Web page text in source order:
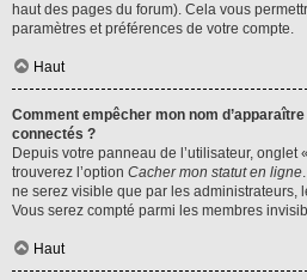
haut des pages du forum). Cela vous
paramètres et préférences de votre compte.
Haut
Comment empêcher mon nom
connectés ?
Depuis votre panneau de l’utilisateur, onglet
trouverez l’option Cacher mon statut en ligne
ne serez visible que par les administrateurs,
Vous serez compté parmi les membres
Haut